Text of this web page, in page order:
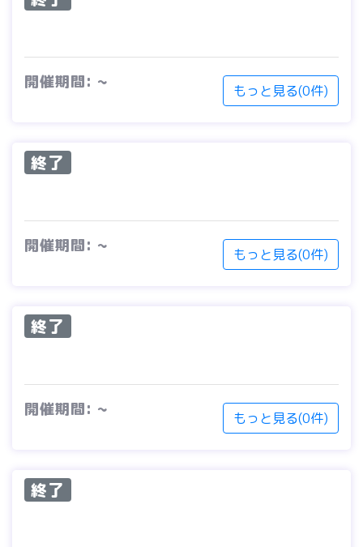
開催期間: ~ もっと見る(0件)
終了
開催期間: ~ もっと見る(0件)
終了
開催期間: ~ もっと見る(0件)
終了